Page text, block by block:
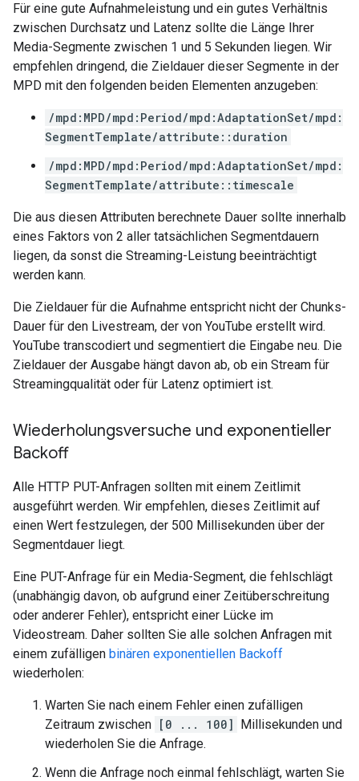
Für eine gute Aufnahmeleistung und ein gutes Verhältnis
zwischen Durchsatz und Latenz sollte die Länge Ihrer
Media-Segmente zwischen 1 und 5 Sekunden liegen. Wir
empfehlen dringend, die Zieldauer dieser Segmente in der
MPD mit den folgenden beiden Elementen anzugeben:
/mpd:MPD/mpd:Period/mpd:AdaptationSet/mpd:
SegmentTemplate/attribute::duration
/mpd:MPD/mpd:Period/mpd:AdaptationSet/mpd:
SegmentTemplate/attribute::timescale
Die aus diesen Attributen berechnete Dauer sollte innerhalb
eines Faktors von 2 aller tatsächlichen Segmentdauern
liegen, da sonst die Streaming-Leistung beeinträchtigt
werden kann.
Die Zieldauer für die Aufnahme entspricht nicht der Chunks-
Dauer für den Livestream, der von YouTube erstellt wird.
YouTube transcodiert und segmentiert die Eingabe neu. Die
Zieldauer der Ausgabe hängt davon ab, ob ein Stream für
Streamingqualität oder für Latenz optimiert ist.
Wiederholungsversuche und exponentieller
Backoff
Alle HTTP PUT-Anfragen sollten mit einem Zeitlimit
ausgeführt werden. Wir empfehlen, dieses Zeitlimit auf
einen Wert festzulegen, der 500 Millisekunden über der
Segmentdauer liegt.
Eine PUT-Anfrage für ein Media-Segment, die fehlschlägt
(unabhängig davon, ob aufgrund einer Zeitüberschreitung
oder anderer Fehler), entspricht einer Lücke im
Videostream. Daher sollten Sie alle solchen Anfragen mit
einem zufälligen binären exponentiellen Backoff
wiederholen:
Warten Sie nach einem Fehler einen zufälligen
Zeitraum zwischen [0 ... 100] Millisekunden und
wiederholen Sie die Anfrage.
Wenn die Anfrage noch einmal fehlschlägt, warten Sie